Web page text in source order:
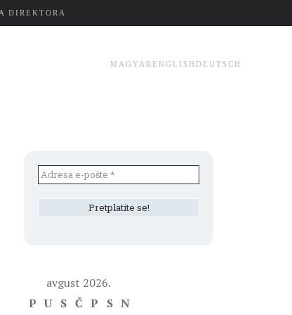
DIREKTORA
MAGYAR ENGLISH DEUTSCH
avgust 2026.
P U S Č P S N